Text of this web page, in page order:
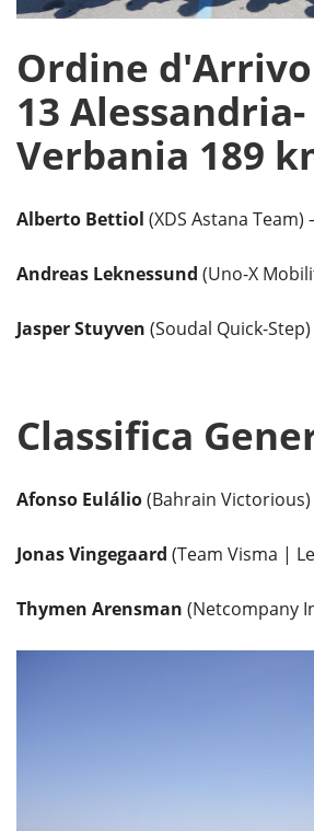
Ordine
13 Alessandria-
Verbania 189
Alberto Bettiol (XDS Astana Team)
Andreas Leknessund (Uno-X
Jasper Stuyven (Soudal Quick-Step)
Classifica
Afonso Eulálio(Bahrain Victorious)
Jonas Vingegaard (Team Visma |
Thymen Arensman (Netcompany